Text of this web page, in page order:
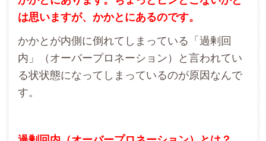
は思いますが、かかとにあるのです。
かかとが内側に倒れてしまっている「過剰回
内」（オーバープロネーション）と言われてい
る状状態になってしまっているのが原因なんで
す。